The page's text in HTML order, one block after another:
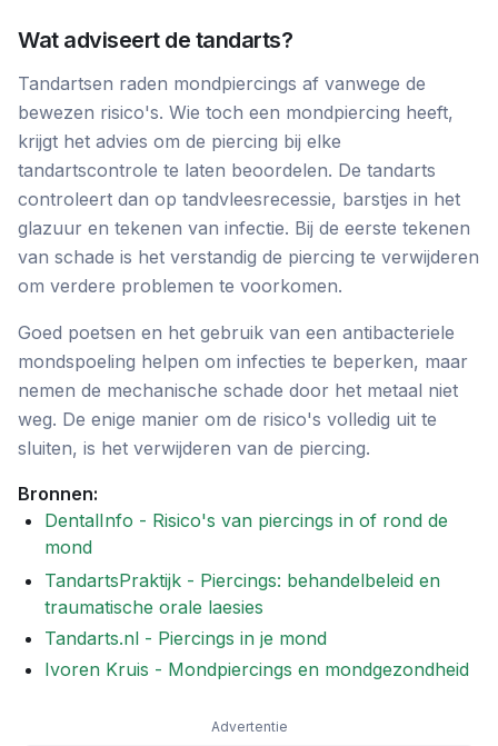
Wat adviseert de tandarts?
Tandartsen raden mondpiercings af vanwege de
bewezen risico's. Wie toch een mondpiercing heeft,
krijgt het advies om de piercing bij elke
tandartscontrole te laten beoordelen. De tandarts
controleert dan op tandvleesrecessie, barstjes in het
glazuur en tekenen van infectie. Bij de eerste tekenen
van schade is het verstandig de piercing te verwijderen
om verdere problemen te voorkomen.
Goed poetsen en het gebruik van een antibacteriele
mondspoeling helpen om infecties te beperken, maar
nemen de mechanische schade door het metaal niet
weg. De enige manier om de risico's volledig uit te
sluiten, is het verwijderen van de piercing.
Bronnen:
DentalInfo - Risico's van piercings in of rond de
mond
TandartsPraktijk - Piercings: behandelbeleid en
traumatische orale laesies
Tandarts.nl - Piercings in je mond
Ivoren Kruis - Mondpiercings en mondgezondheid
Advertentie